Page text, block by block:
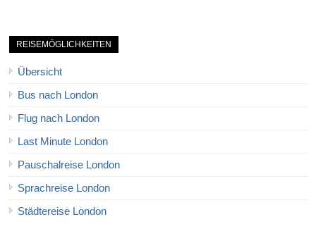
REISEMÖGLICHKEITEN
Übersicht
Bus nach London
Flug nach London
Last Minute London
Pauschalreise London
Sprachreise London
Städtereise London